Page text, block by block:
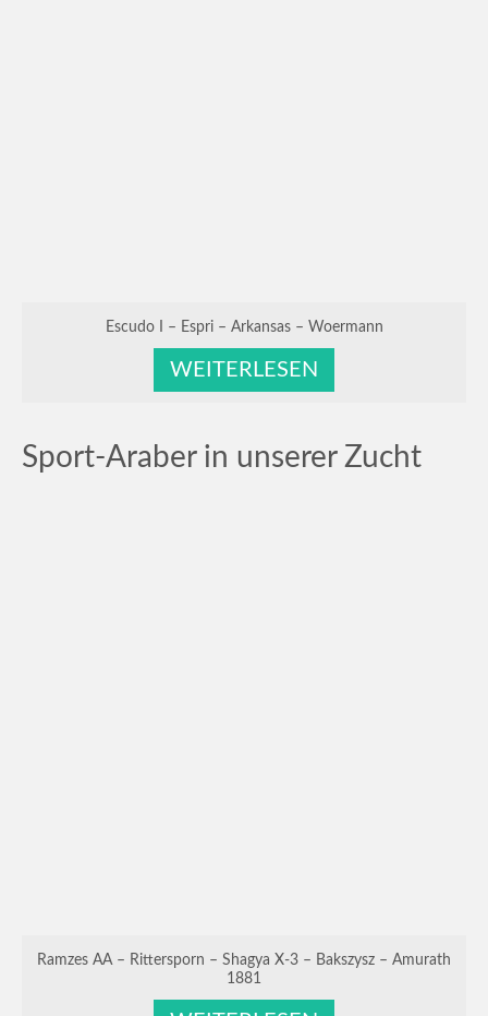
Escudo I – Espri – Arkansas – Woermann
WEITERLESEN
Sport-Araber in unserer Zucht
Ramzes AA – Rittersporn – Shagya X-3 – Bakszysz – Amurath
1881